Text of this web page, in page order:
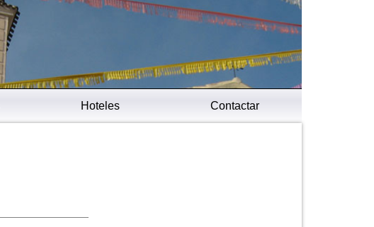
Hoteles Contactar